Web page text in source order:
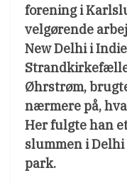
forening i
velgørende
New Delhi i
Øhrstrøm,
nærmere på,
Her fulgte han
slummen i
park.